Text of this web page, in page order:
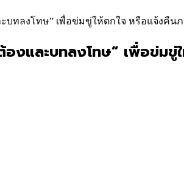
บทลงโทษ” เพื่อข่มขู่ให้ตกใจ หรือแจ้งคืน
งและบทลงโทษ” เพื่อข่มขู่